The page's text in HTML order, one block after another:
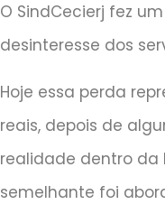
O SindCecierj fez
desinteresse dos
Hoje essa perda
reais, depois de
realidade dentro da
semelhante foi